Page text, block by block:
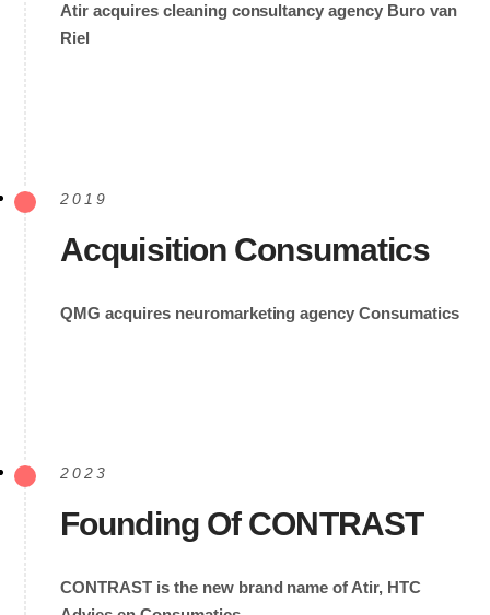
Atir acquires cleaning consultancy agency Buro van
Riel
2019
Acquisition Consumatics
QMG acquires neuromarketing agency Consumatics
2023
Founding Of CONTRAST
CONTRAST is the new brand name of Atir, HTC